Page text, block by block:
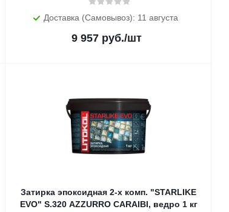
Доставка (Самовывоз): 11 августа
9 957руб./шт
Затирка эпоксидная 2-х комп. "STARLIKE
EVO" S.320 AZZURRO CARAIBI, ведро 1 кг